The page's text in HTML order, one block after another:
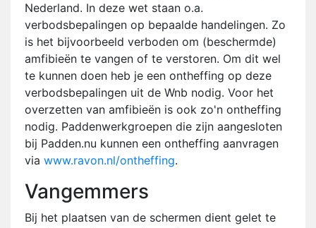
Nederland. In deze wet staan o.a.
verbodsbepalingen op bepaalde handelingen. Zo
is het bijvoorbeeld verboden om (beschermde)
amfibieën te vangen of te verstoren. Om dit wel
te kunnen doen heb je een ontheffing op deze
verbodsbepalingen uit de Wnb nodig. Voor het
overzetten van amfibieën is ook zo'n ontheffing
nodig. Paddenwerkgroepen die zijn aangesloten
bij Padden.nu kunnen een ontheffing aanvragen
via www.ravon.nl/ontheffing.
Vangemmers
Bij het plaatsen van de schermen dient gelet te